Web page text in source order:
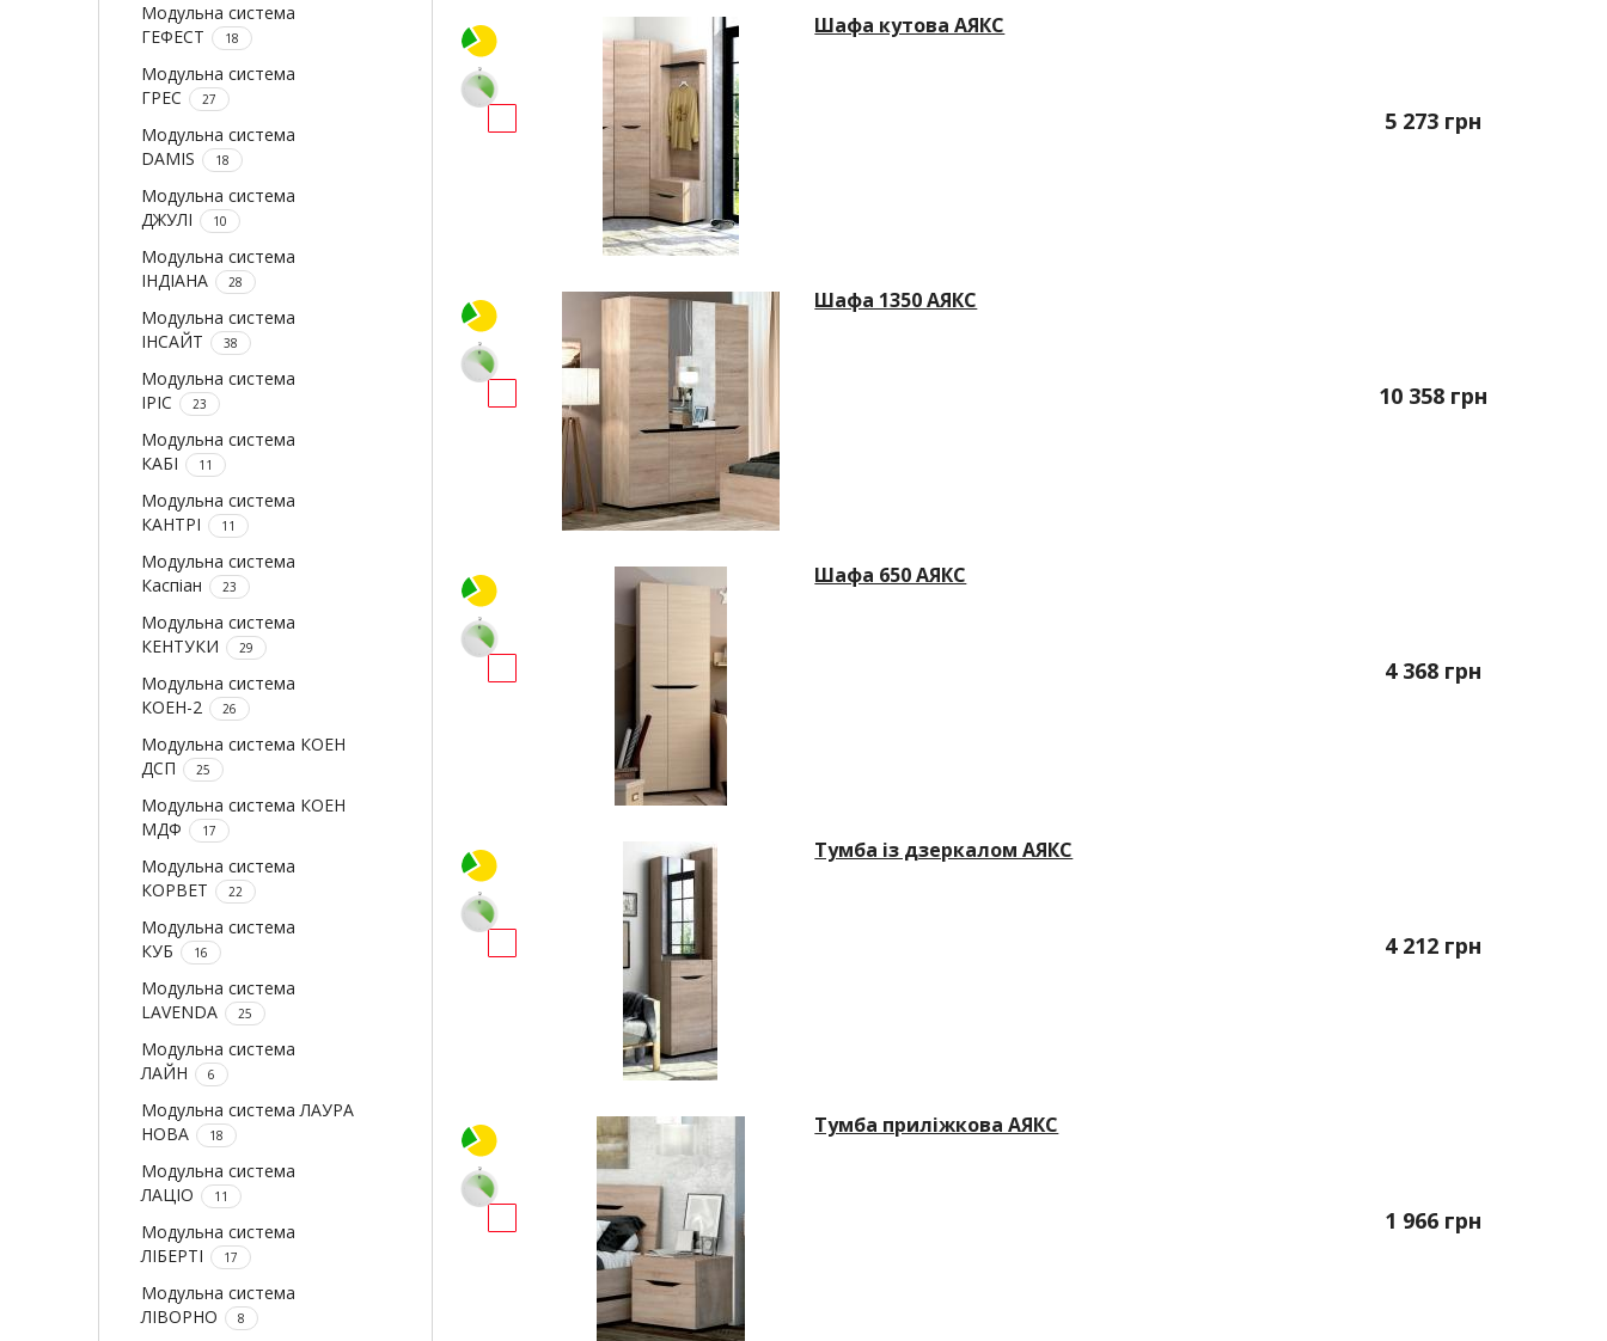
Модульна система
ГЕФЕСТ
18
Модульна система
ГРЕС
27
Модульна система
DAMIS
18
Модульна система
ДЖУЛІ
10
Модульна система
ІНДІАНА
28
Модульна система
ІНСАЙТ
38
Модульна система
ІРІС
23
Модульна система
КАБІ
11
Модульна система
КАНТРІ
11
Модульна система
Каспіан
23
Модульна система
КЕНТУКИ
29
Модульна система
КОЕН-2
26
Модульна система КОЕН
ДСП
25
Модульна система КОЕН
МДФ
17
Модульна система
КОРВЕТ
22
Модульна система
КУБ
16
Модульна система
LAVENDA
25
Модульна система
ЛАЙН
6
Модульна система ЛАУРА
НОВА
18
Модульна система
ЛАЦІО
11
Модульна система
ЛІБЕРТІ
17
Модульна система
ЛІВОРНО
8
Шафа кутова АЯКС
5 273 грн
Шафа 1350 АЯКС
10 358 грн
Шафа 650 АЯКС
4 368 грн
Тумба із дзеркалом АЯКС
4 212 грн
Тумба приліжкова АЯКС
1 966 грн